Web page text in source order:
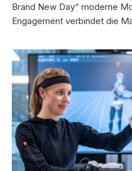
Brand New Day“ moderne
Engagement verbindet die